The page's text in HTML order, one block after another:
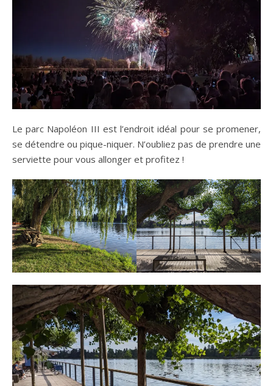
Le parc Napoléon III est l’endroit idéal pour se promener,
se détendre ou pique-niquer. N’oubliez pas de prendre une
serviette pour vous allonger et profitez !